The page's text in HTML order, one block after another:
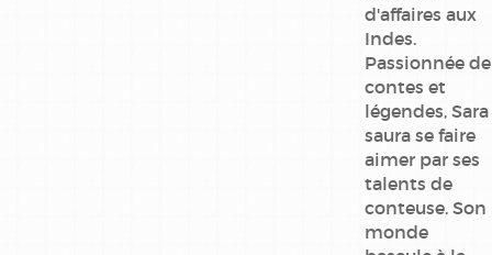
d'affaires aux
Indes.
Passionnée de
contes et
légendes, Sara
saura se faire
aimer par ses
talents de
conteuse. Son
monde